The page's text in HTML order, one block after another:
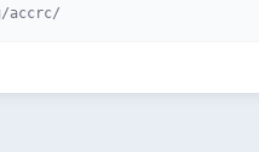
accrc/